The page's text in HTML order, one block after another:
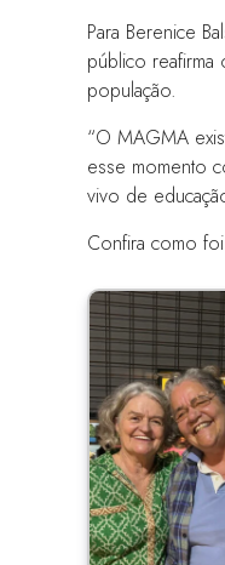
Para Berenice
público reafirma
população.
“O MAGMA
esse momento
vivo de
Confira como